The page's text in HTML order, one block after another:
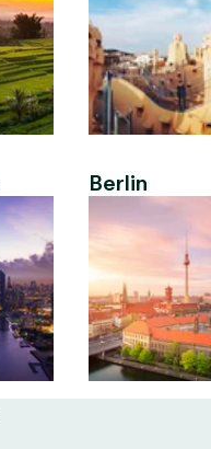
Berlin